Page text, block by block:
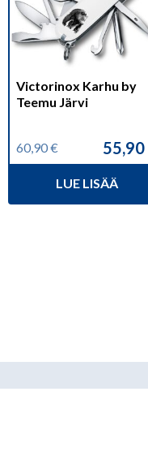
Victorinox Karhu by
Teemu Järvi
60,90€
Alkuperäinen
60,90 €.
55,90
Nykyinen
55,90 €.
LUE LISÄÄ